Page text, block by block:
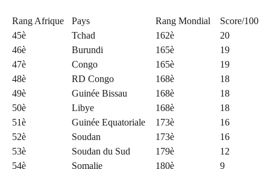
Rang Afrique Pays Rang Mondial
Score/100
45è
Tchad 162è
20
46è
Burundi 165è
19
47è
Congo 165è
19
48è
RD Congo 168è
18
49è
Guinée Bissau 168è
18
50è
Libye 168è
18
51è
Guinée Equatoriale 173è
16
52è
Soudan 173è
16
53è
Soudan du Sud 179è
12
54è
Somalie 180è 9